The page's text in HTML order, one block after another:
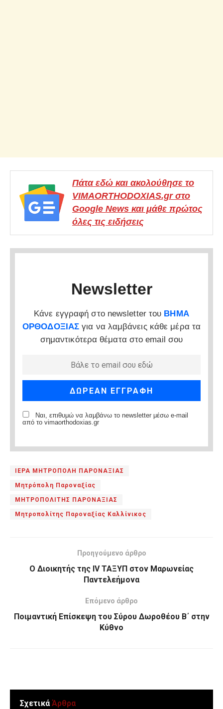
Πάτα εδώ και ακολούθησε το
VIMAORTHODOXIAS.gr στο
Google News και μάθε πρώτος
όλες τις ειδήσεις
Newsletter
Κάνε εγγραφή στο newsletter του ΒΗΜΑ
ΟΡΘΟΔΟΞΙΑΣ για να λαμβάνεις κάθε μέρα τα
σημαντικότερα θέματα στο email σου
Ναι, επιθυμώ να λαμβάνω το newsletter μέσω e-mail
από το vimaorthodoxias.gr
ΙΕΡΑ ΜΗΤΡΟΠΟΛΗ ΠΑΡΟΝΑΞΙΑΣ
Μητρόπολη Παροναξίας
ΜΗΤΡΟΠΟΛΙΤΗΣ ΠΑΡΟΝΑΞΙΑΣ
Μητροπολίτης Παροναξίας Καλλίνικος
Προηγούμενο άρθρο
O Διοικητής της IV ΤΑΞΥΠ στον Μαρωνείας
Παντελεήμονα
Επόμενο άρθρο
Ποιμαντική Επίσκεψη του Σύρου Δωροθέου Β΄ στην
Κύθνο
ΣχετικάΆρθρα